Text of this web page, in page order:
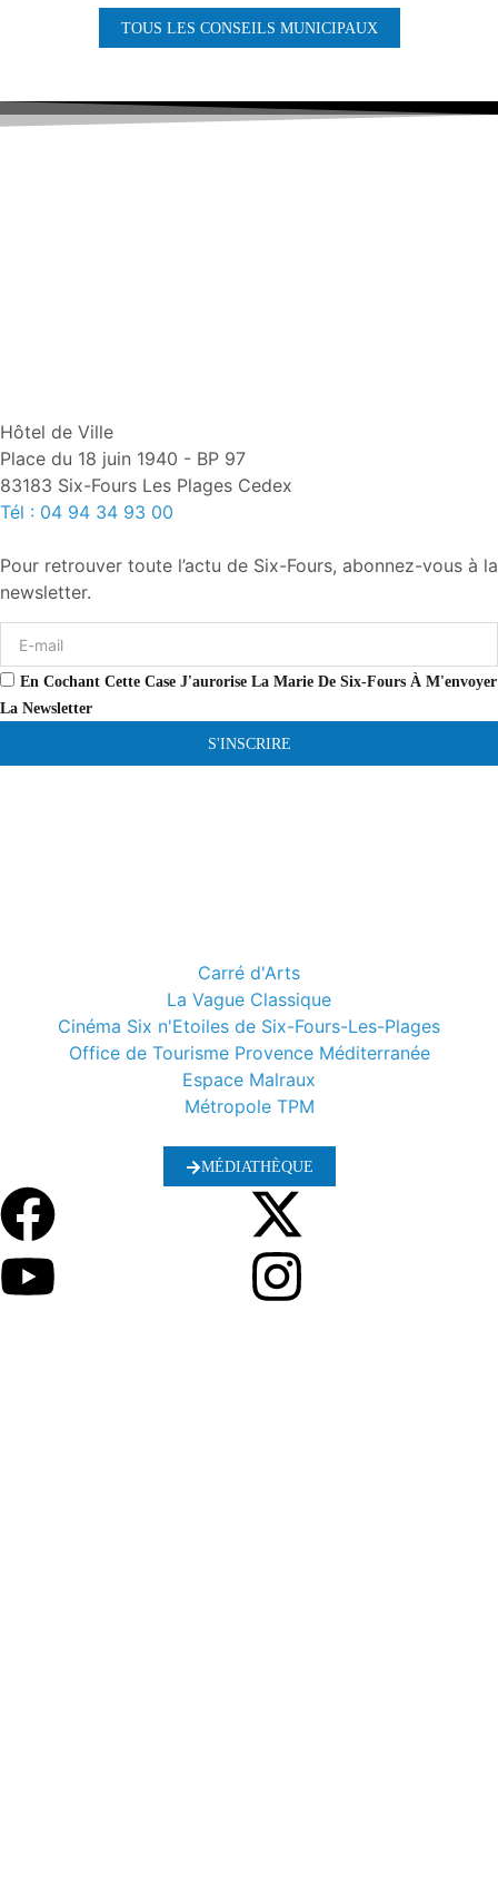
TOUS LES CONSEILS MUNICIPAUX
Hôtel de Ville
Place du 18 juin 1940 - BP 97
83183 Six-Fours Les Plages Cedex
Tél : 04 94 34 93 00
Pour retrouver toute l’actu de Six-Fours, abonnez-vous à la
newsletter.
En Cochant Cette Case J'aurorise La Marie De Six-Fours À M'envoyer
La Newsletter
S'INSCRIRE
Carré d'Arts
La Vague Classique
Cinéma Six n'Etoiles de Six-Fours-Les-Plages
Office de Tourisme Provence Méditerranée
Espace Malraux
Métropole TPM
MÉDIATHÈQUE